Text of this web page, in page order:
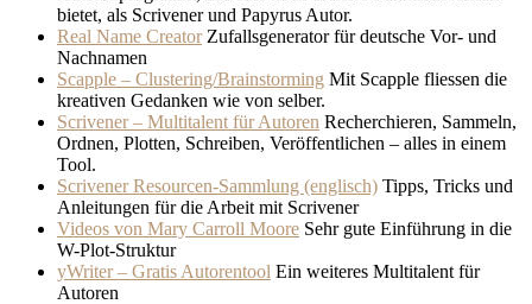
bietet, als Scrivener und Papyrus Autor.
Real Name CreatorZufallsgenerator für deutsche Vor- und
Nachnamen
Scapple – Clustering/Brainstorming Mit Scapple fliessen die
kreativen Gedanken wie von selber.
Scrivener – Multitalent für Autoren Recherchieren, Sammeln,
Ordnen, Plotten, Schreiben, Veröffentlichen – alles in einem
Tool.
Scrivener Resourcen-Sammlung (englisch) Tipps, Tricks und
Anleitungen für die Arbeit mit Scrivener
Videos von Mary Carroll Moore Sehr gute Einführung in die
W-Plot-Struktur
yWriter – Gratis Autorentool Ein weiteres Multitalent für
Autoren